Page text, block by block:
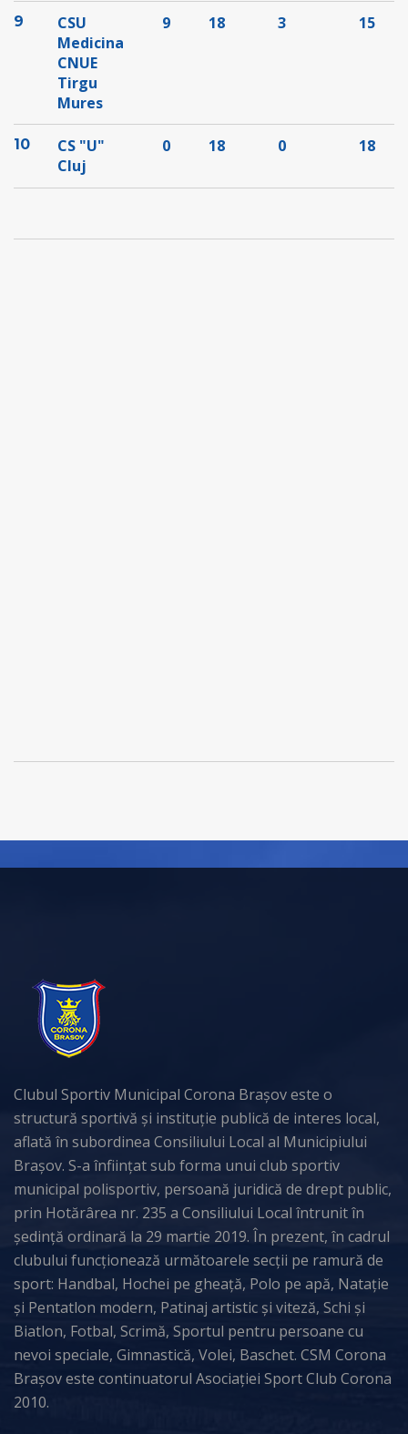
9
CSU
Medicina
CNUE
Tirgu
Mures
9 18 3 15
10
CS "U"
Cluj
0 18 0 18
Clubul Sportiv Municipal Corona Brașov este o
structură sportivă și instituție publică de interes local,
aflată în subordinea Consiliului Local al Municipiului
Brașov. S-a înființat sub forma unui club sportiv
municipal polisportiv, persoană juridică de drept public,
prin Hotărârea nr. 235 a Consiliului Local întrunit în
ședință ordinară la 29 martie 2019. În prezent, în cadrul
clubului funcționează următoarele secții pe ramură de
sport: Handbal, Hochei pe gheață, Polo pe apă, Natație
și Pentatlon modern, Patinaj artistic și viteză, Schi și
Biatlon, Fotbal, Scrimă, Sportul pentru persoane cu
nevoi speciale, Gimnastică, Volei, Baschet. CSM Corona
Brașov este continuatorul Asociației Sport Club Corona
2010.